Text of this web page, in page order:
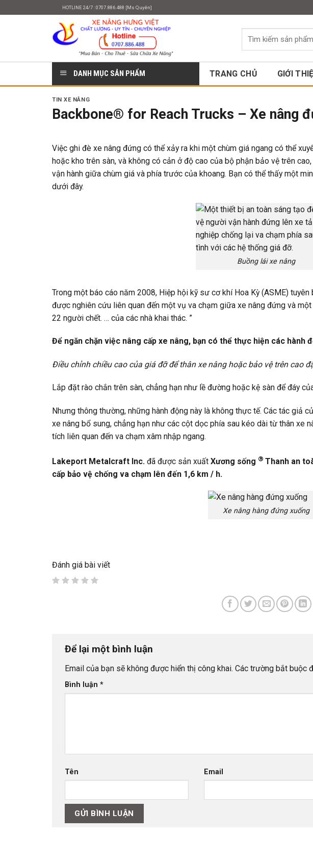
HOTLINE 24/7 : 0707.886.488 [Ms Quyên]
Tìm
DANH MỤC SẢN PHẨM
TRANG CHỦ GIỚI
TIN XE NÂNG
Backbone® for Reach Trucks – Xe nâng
Việc ghi đè xe nâng đứng có thể xảy ra khi một chùm giá ngang có thể
hoặc kho trên sàn, và không có cản ở độ cao của bộ phận bảo vệ trên
vận hành giữa chùm giá và phía trước của khoang. Bạn có thể thấy một
dưới đây.
Buồng lái xe nâng
Trong một báo cáo năm 2008, Hiệp hội kỹ sư cơ khí Hoa Kỳ (ASME)
được nghiên cứu liên quan đến một vụ va chạm giữa xe nâng đứng và
22 người chết. … của các nhà khai thác. ”
Để ngăn chặn việc nâng cấp xe nâng, bạn có thể thực hiện các hành
Điều chỉnh chiều cao của giá đỡ để thân xe nâng hoặc bảo vệ trên cao
Lắp đặt rào chắn trên sàn, chẳng hạn như lề đường hoặc kệ sàn để đáy
Nhưng thông thường, những hành động này là không thực tế. Các tác giả
xe nâng bổ sung, chẳng hạn như các cột dọc phía sau kéo dài từ thân xe
tích liên quan đến va chạm xâm nhập ngang.
Lakeport Metalcraft Inc. đã được sản xuất Xương sống ® Thanh an
cấp bảo vệ chống va chạm lên đến 1,6 km / h.
Xe nâng hàng đứng xuống
Đánh giá bài viết
Để lại một bình luận
Email của bạn sẽ không được hiển thị công khai. Các trường bắt buộc
Bình luận *
Tên Email